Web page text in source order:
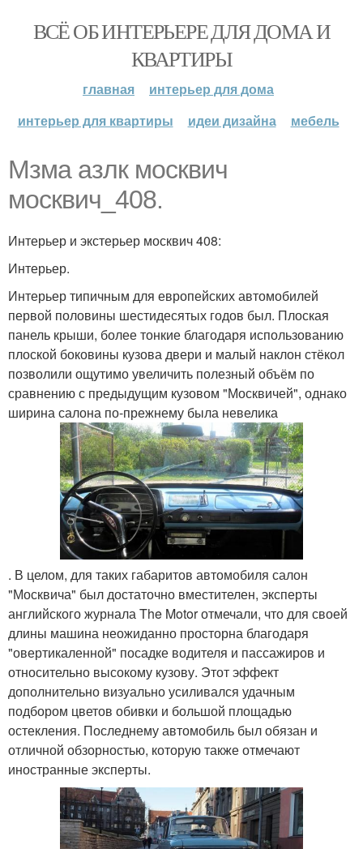
ВСЁ ОБ ИНТЕРЬЕРЕ ДЛЯ ДОМА И
КВАРТИРЫ
главная
интерьер для дома
интерьер для квартиры
идеи дизайна мебель
Мзма азлк москвич
москвич_408.
Интерьер и экстерьер москвич 408:
Интерьер.
Интерьер типичным для европейских автомобилей
первой половины шестидесятых годов был. Плоская
панель крыши, более тонкие благодаря использованию
плоской боковины кузова двери и малый наклон стёкол
позволили ощутимо увеличить полезный объём по
сравнению с предыдущим кузовом "Москвичей", однако
ширина салона по-прежнему была невелика
. В целом, для таких габаритов автомобиля салон
"Москвича" был достаточно вместителен, эксперты
английского журнала The Motor отмечали, что для своей
длины машина неожиданно просторна благодаря
"овертикаленной" посадке водителя и пассажиров и
относительно высокому кузову. Этот эффект
дополнительно визуально усиливался удачным
подбором цветов обивки и большой площадью
остекления. Последнему автомобиль был обязан и
отличной обзорностью, которую также отмечают
иностранные эксперты.